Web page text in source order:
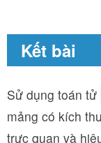
Kết bài
Sử dụng toán tử
mảng có kích
trực quan và